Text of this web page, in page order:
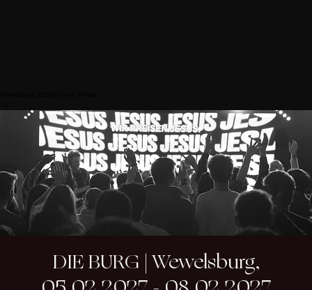
Burg 2026 Infos & Preise
DIE BURG | Wewelsburg,